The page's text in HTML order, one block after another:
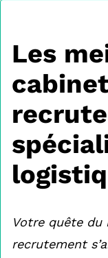
Les
Votre quête
recrutement